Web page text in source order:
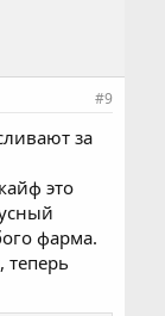
#9
за
это
фарма.
теперь